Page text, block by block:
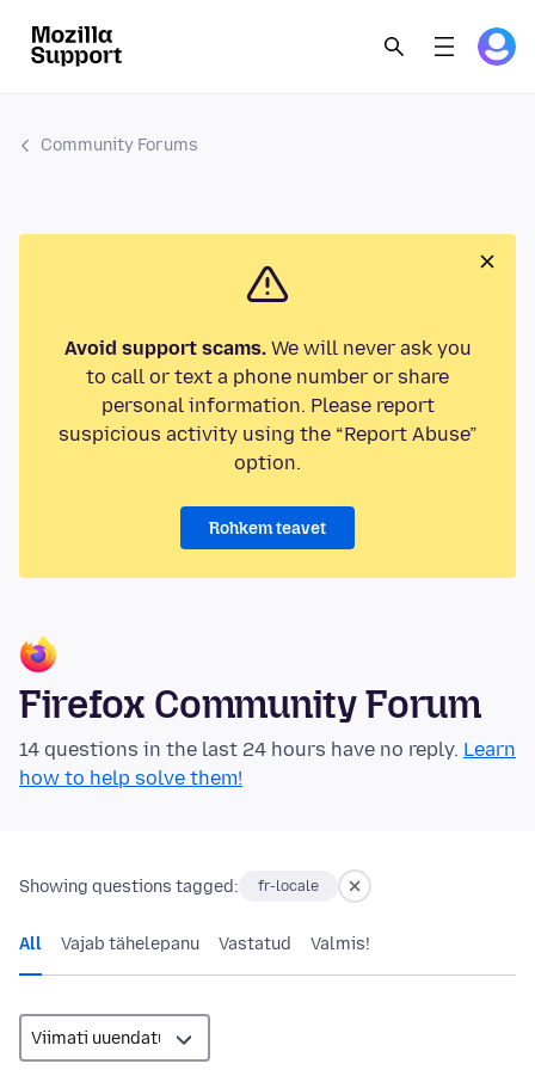
Community Forums
Avoid support scams.We will never ask you
to call or text a phone number or share
personal information. Please report
suspicious activity using the “Report Abuse”
option.
Rohkem teavet
Firefox Community Forum
14 questions in the last 24 hours have no reply. Learn
how to help solve them!
Showing questions tagged: fr-locale
All Vajab tähelepanu Vastatud Valmis!